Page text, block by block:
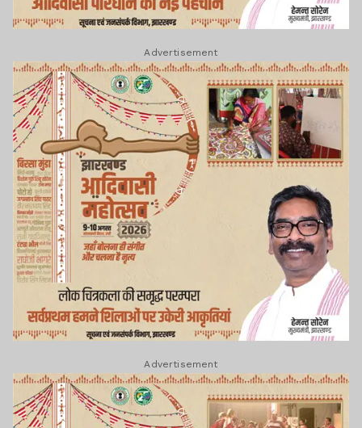
Advertisement
Advertisement